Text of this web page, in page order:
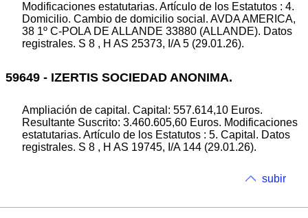
Modificaciones estatutarias. Artículo de los Estatutos : 4.
Domicilio. Cambio de domicilio social. AVDA AMERICA,
38 1º C-POLA DE ALLANDE 33880 (ALLANDE). Datos
registrales. S 8 , H AS 25373, I/A 5 (29.01.26).
59649 - IZERTIS SOCIEDAD ANONIMA.
Ampliación de capital. Capital: 557.614,10 Euros.
Resultante Suscrito: 3.460.605,60 Euros. Modificaciones
estatutarias. Artículo de los Estatutos : 5. Capital. Datos
registrales. S 8 , H AS 19745, I/A 144 (29.01.26).
subir